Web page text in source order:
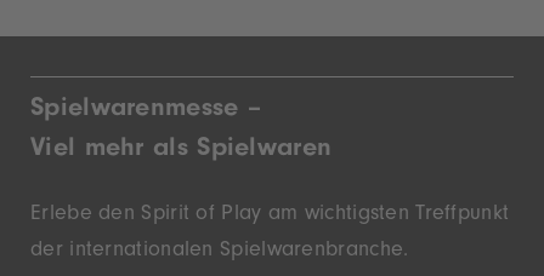
Spielwarenmesse –
Viel mehr als Spielwaren
Erlebe den Spirit of Play am wichtigsten Treffpunkt
der inter­nationalen Spielwaren­branche.